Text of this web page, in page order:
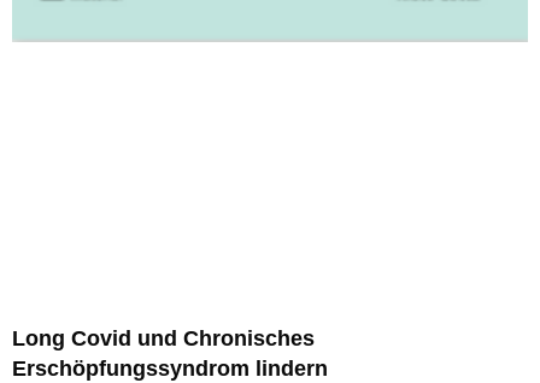
Long Covid und Chronisches
Erschöpfungssyndrom lindern